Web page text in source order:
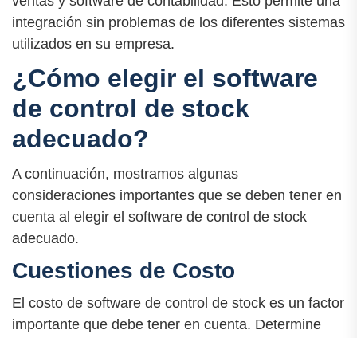
integración sin problemas de los diferentes sistemas
utilizados en su empresa.
¿Cómo elegir el software
de control de stock
adecuado?
A continuación, mostramos algunas
consideraciones importantes que se deben tener en
cuenta al elegir el software de control de stock
adecuado.
Cuestiones de Costo
El costo de software de control de stock es un factor
importante que debe tener en cuenta. Determine